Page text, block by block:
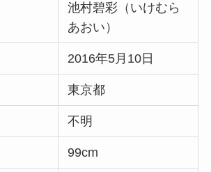
池村碧彩（いけむら
あおい）
2016年5月10日
東京都
不明
99cm